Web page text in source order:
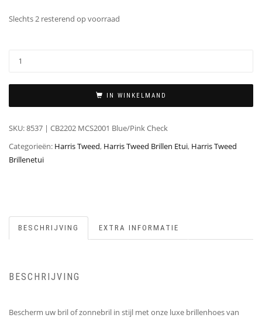
Slechts 2 resterend op voorraad
IN WINKELMAND
SKU:8537 | CB2202 MCS2001 Blue/Pink Check
Categorieën: Harris Tweed, Harris Tweed Brillen Etui, Harris Tweed
Brillenetui
BESCHRIJVING EXTRA INFORMATIE
BESCHRIJVING
Bescherm uw bril of zonnebril in stijl met onze luxe brillenhoes van